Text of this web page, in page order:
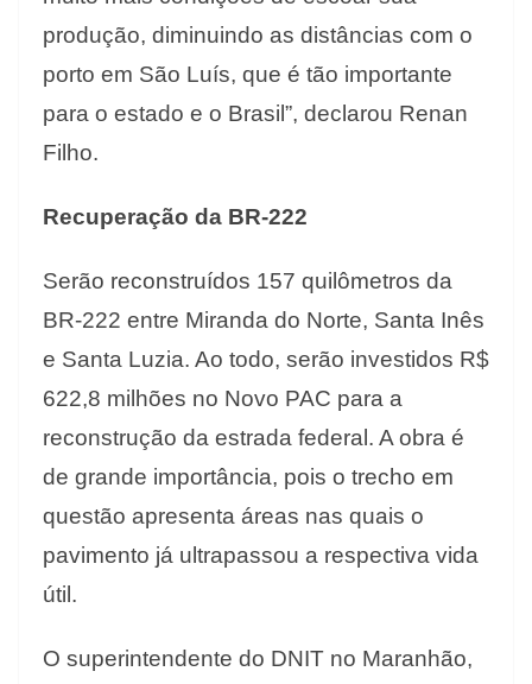
produção, diminuindo as distâncias com o
porto em São Luís, que é tão importante
para o estado e o Brasil”, declarou Renan
Filho.
Recuperação da BR-222
Serão reconstruídos 157 quilômetros da
BR-222 entre Miranda do Norte, Santa Inês
e Santa Luzia. Ao todo, serão investidos R$
622,8 milhões no Novo PAC para a
reconstrução da estrada federal. A obra é
de grande importância, pois o trecho em
questão apresenta áreas nas quais o
pavimento já ultrapassou a respectiva vida
útil.
O superintendente do DNIT no Maranhão,